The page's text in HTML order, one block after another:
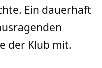
Ein dauerhaft
der Klub mit.